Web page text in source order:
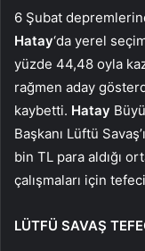
6 Şubat
Hatay‘da yerel
yüzde 44,48 oyla
rağmen aday
kaybetti. Hatay
Başkanı Lüftü
bin TL para aldığı
çalışmaları için
LÜTFÜ SAVAŞ